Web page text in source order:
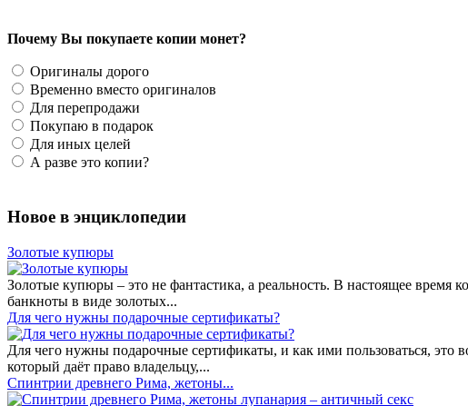
Почему Вы покупаете копии монет?
Оригиналы дорого
Временно вместо оригиналов
Для перепродажи
Покупаю в подарок
Для иных целей
А разве это копии?
Новое в энциклопедии
Золотые купюры
Золотые купюры – это не фантастика, а реальность. В настоящее
банкноты в виде золотых...
​Для чего нужны подарочные сертификаты?
Для чего нужны подарочные сертификаты, и как ими пользоваться, это
который даёт право владельцу,...
Спинтрии древнего Рима, жетоны...